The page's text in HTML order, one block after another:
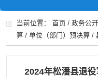
当前位置：首页 /政务公开
算 /单位（部门）预决算 /
2024年松潘县退